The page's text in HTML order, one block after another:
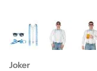
Joker